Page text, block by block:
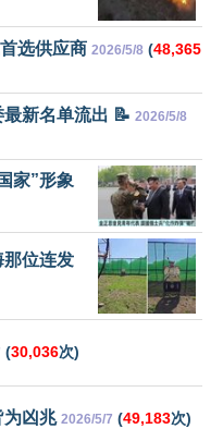
选供应商 2026/5/8 (48,365
新名单流出 📝 2026/5/8
家”形象
那位连发
(30,036次)
为凶兆 2026/5/7 (49,183次)